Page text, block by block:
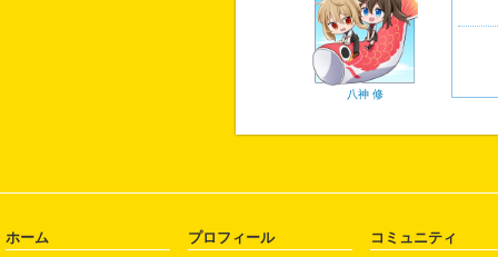
八神 修
ホーム プロフィール コミュニティ